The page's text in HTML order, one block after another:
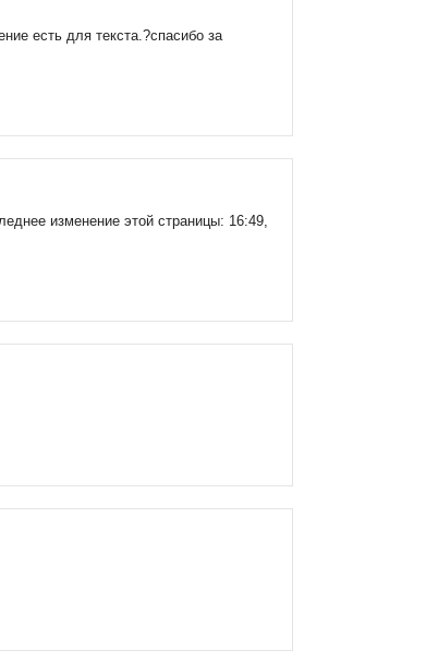
есть для текста.?спасибо за
изменение этой страницы: 16:49,